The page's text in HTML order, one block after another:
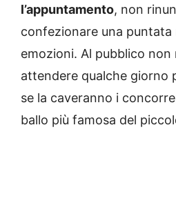
l’appuntamento, non
confezionare una puntata
emozioni. Al pubblico non
attendere qualche giorno
se la caveranno i
ballo più famosa del